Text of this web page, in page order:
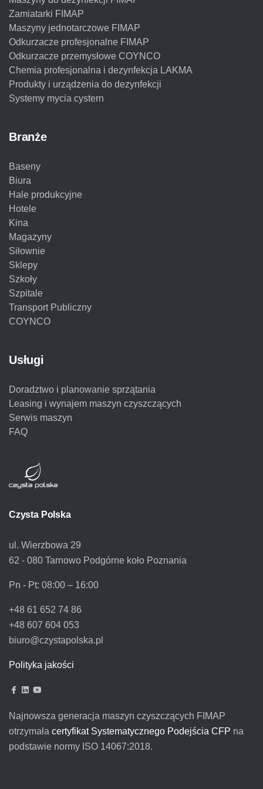
Zamiatarki FIMAP
Maszyny jednotarczowe FIMAP
Odkurzacze profesjonalne FIMAP
Odkurzacze przemysłowe COYNCO
Chemia profesjonalna i dezynfekcja LAKMA
Produkty i urządzenia do dezynfekcji
Systemy mycia cystern
Branże
Baseny
Biura
Hale produkcyjne
Hotele
Kina
Magazyny
Siłownie
Sklepy
Szkoły
Szpitale
Transport Publiczny
COYNCO
Usługi
Doradztwo i planowanie sprzątania
Leasing i wynajem maszyn czyszczących
Serwis maszyn
FAQ
Czysta Polska
ul. Wierzbowa 29
62 - 080 Tarnowo Podgórne koło Poznania
Pn - Pt: 08:00 – 16:00
+48 61 652 74 86
+48 607 604 053
biuro@czystapolska.pl
Polityka jakości
Najnowsza generacja maszyn czyszczących FIMAP
otrzymała certyfikat Systematycznego Podejścia CFP na
podstawie normy ISO 14067:2018.